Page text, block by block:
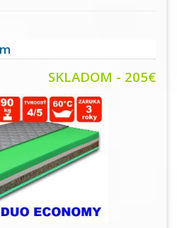
SKLADOM - 205€